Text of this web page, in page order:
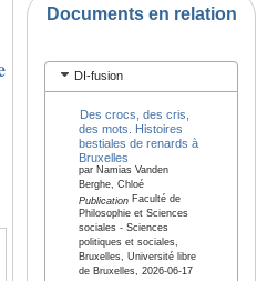
Documents en relation
DI-fusion
Des crocs, des cris,
des mots. Histoires
bestiales de renards à
Bruxelles
par Namias Vanden
Berghe, Chloé
PublicationFaculté de
Philosophie et Sciences
sociales - Sciences
politiques et sociales,
Bruxelles, Université libre
de Bruxelles, 2026-06-17